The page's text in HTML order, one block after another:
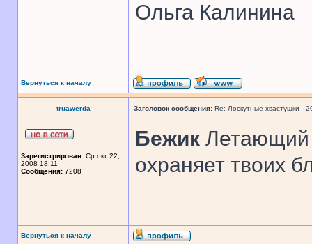
Ольга Калинина
Вернуться к началу
truawerda Заголовок сообщения: Re: Лоскутные хвастушки -
Зарегистрирован: Ср окт 22,
2008 18:11
Сообщения: 7208
Бежик Летающий
охраняет твоих
Вернуться к началу